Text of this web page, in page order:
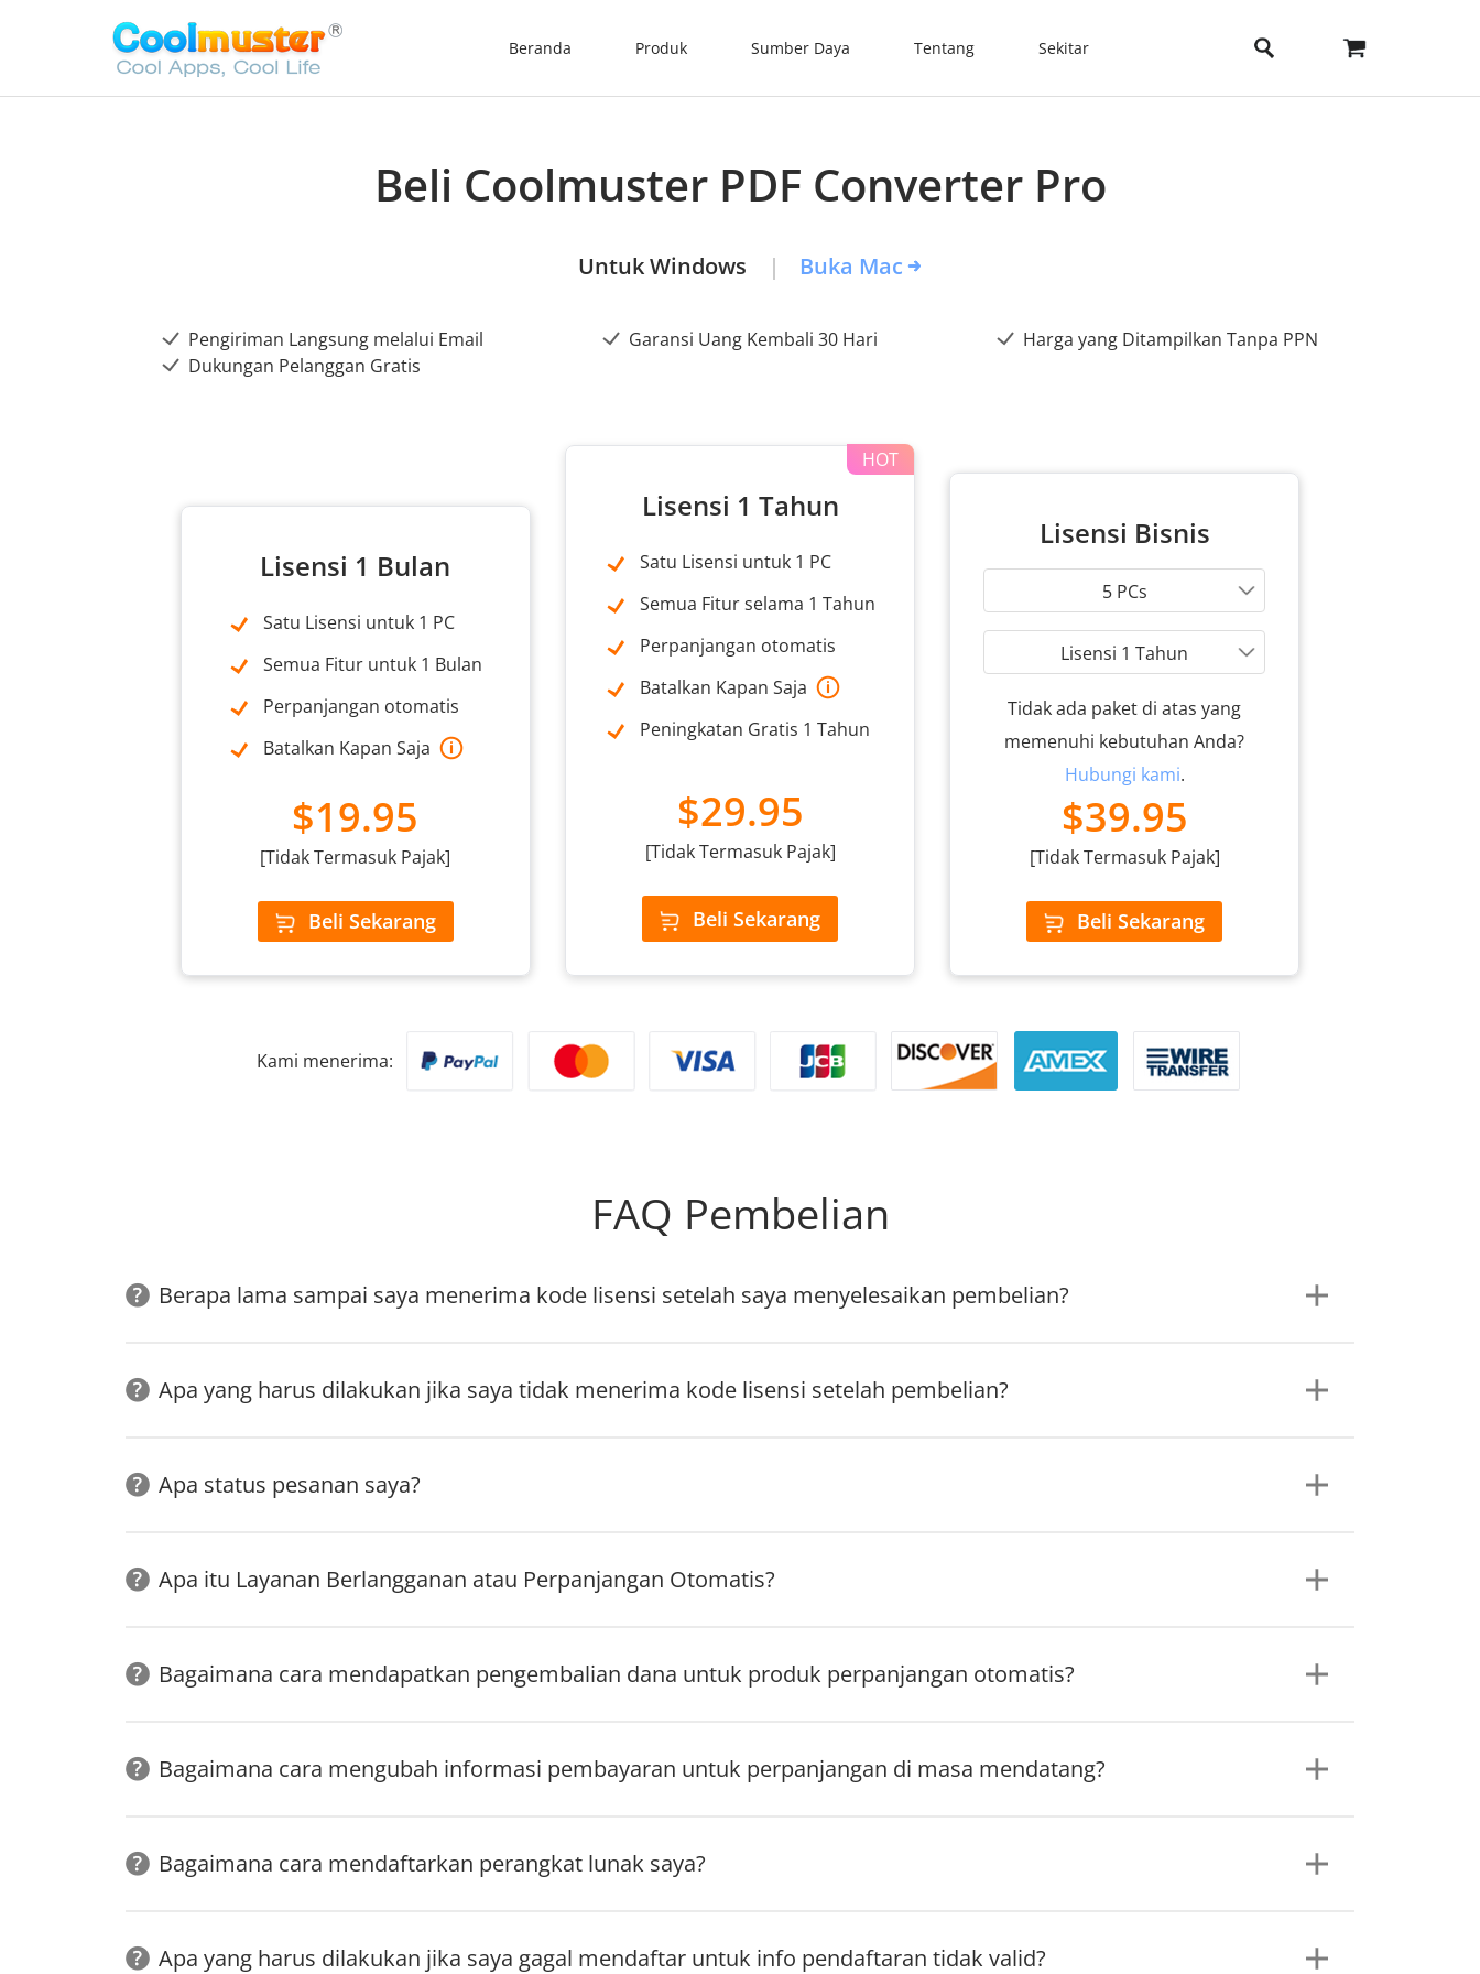
Beranda Produk Sumber Daya Tentang Sekitar
Beli Coolmuster PDF Converter Pro
Untuk Windows Buka Mac
Pengiriman Langsung melalui Email Garansi Uang Kembali 30 Hari
Harga yang Ditampilkan Tanpa PPN
Dukungan Pelanggan Gratis
Lisensi 1 Bulan
Satu Lisensi untuk 1 PC
Semua Fitur untuk 1 Bulan
Perpanjangan otomatis
Batalkan Kapan Saja
$19.95
[Tidak Termasuk Pajak]
Beli Sekarang
Lisensi 1 Tahun
Satu Lisensi untuk 1 PC
Semua Fitur selama 1 Tahun
Perpanjangan otomatis
Batalkan Kapan Saja
Peningkatan Gratis 1 Tahun
$29.95
[Tidak Termasuk Pajak]
Beli Sekarang
Lisensi Bisnis
5 PCs
Lisensi 1 Tahun
Tidak ada paket di atas yang
memenuhi kebutuhan Anda?
Hubungi kami.
$39.95
[Tidak Termasuk Pajak]
Beli Sekarang
Kami menerima:
FAQ Pembelian
Berapa lama sampai saya menerima kode lisensi setelah saya menyelesaikan pembelian?
Apa yang harus dilakukan jika saya tidak menerima kode lisensi setelah pembelian?
Apa status pesanan saya?
Apa itu Layanan Berlangganan atau Perpanjangan Otomatis?
Bagaimana cara mendapatkan pengembalian dana untuk produk perpanjangan otomatis?
Bagaimana cara mengubah informasi pembayaran untuk perpanjangan di masa mendatang?
Bagaimana cara mendaftarkan perangkat lunak saya?
Apa yang harus dilakukan jika saya gagal mendaftar untuk info pendaftaran tidak valid?